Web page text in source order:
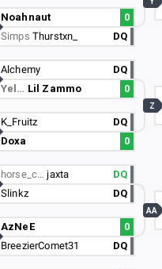
Noahnaut
0
Simps Thurstxn_ DQ
Alchemy
DQ
Yel… Lil Zammo 0
K_Fruitz
DQ
Doxa
0
horse_c… jaxta
DQ
Slinkz
DQ
AzNeE
0
BreezierComet31
DQ
Z
AA